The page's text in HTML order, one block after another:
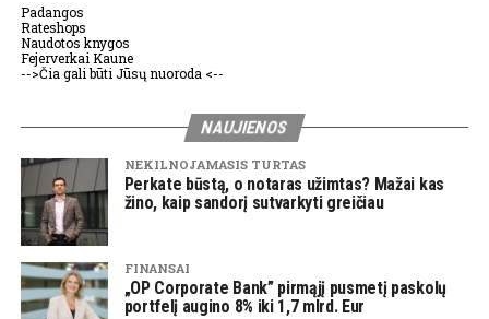
Padangos
Rateshops
Naudotos knygos
Fejerverkai Kaune
-->Čia gali būti Jūsų nuoroda <--
NAUJIENOS
NEKILNOJAMASIS TURTAS
Perkate būstą, o notaras užimtas? Mažai kas
žino, kaip sandorį sutvarkyti greičiau
FINANSAI
„OP Corporate Bank” pirmąjį pusmetį paskolų
portfelį augino 8% iki 1,7 mlrd. Eur